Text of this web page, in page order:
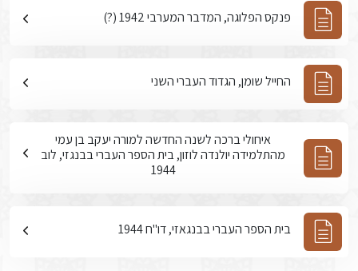
פנקס הפלוגה, המדבר המערבי 1942 (?)
החייל שומן, הגדוד העברי השני
איחולי ברכה לשנה החדשה למורה יעקב בן עמי
מהתלמידה יולנדה לוזון, בית הספר העברי בבנגזי, לוב
1944
בית הספר העברי בבנגאזי, דו"ח 1944